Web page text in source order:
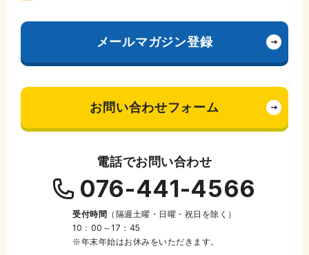
メールマガジン登録
お問い合わせフォーム
電話でお問い合わせ
076-441-4566
受付時間 （隔週土曜・日曜・祝日を除く）
10：00～17：45
※年末年始はお休みをいただきます。